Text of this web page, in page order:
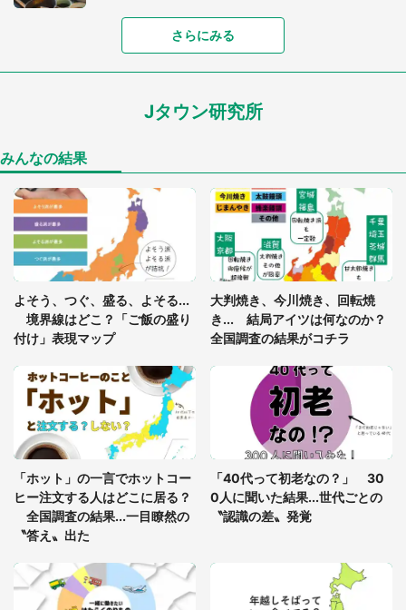
「可愛いのにホラー」「事件性を感じる」 ふわふ
「孫にあげると思って、あなたにこれをあげる」
「ゾワゾワする」「本当に気持ち悪い」 道端でバ
グっちゃってた〝野生の野菜〟に6.5万人戦慄
「閉所恐怖症の私は新幹線で大パニック。隣席の青
年に『手を繋いで』とお願いしたら...」 体験談に
8万人感動
7万人驚がく 「お菓子売り場ならまだしも...」「ハ
ードル高い」
あまりにも四角すぎる猫、激写される 「これもう
座布団だろ」「食パンの耳」と1.4万人困惑
さらにみる
Jタウン研究所
みんなの結果
よそう、つぐ、盛る、よそる...
境界線はどこ？「ご飯の盛り
付け」表現マップ
大判焼き、今川焼き、回転焼
き... 結局アイツは何なのか？
全国調査の結果がコチラ
「ホット」の一言でホットコー
ヒー注文する人はどこに居る？
全国調査の結果...一目瞭然の
〝答え〟出た
「40代って初老なの？」 30
0人に聞いた結果...世代ごとの
〝認識の差〟発覚